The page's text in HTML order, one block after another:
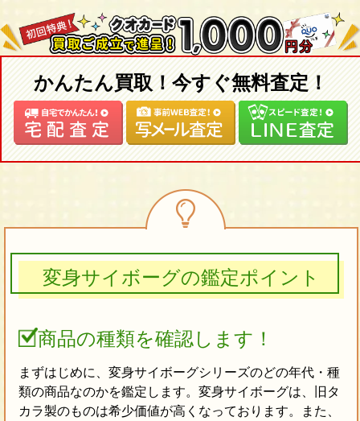
かんたん買取！今すぐ無料査定！
変身サイボーグの鑑定ポイント
商品の種類を確認します！
まずはじめに、変身サイボーグシリーズのどの年代・種
類の商品なのかを鑑定します。変身サイボーグは、旧タ
カラ製のものは希少価値が高くなっております。また、